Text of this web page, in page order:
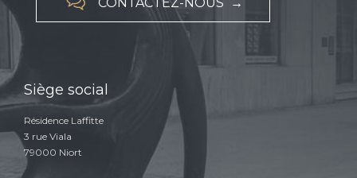
Siège social
Résidence Laffitte
3 rue Viala
79000 Niort